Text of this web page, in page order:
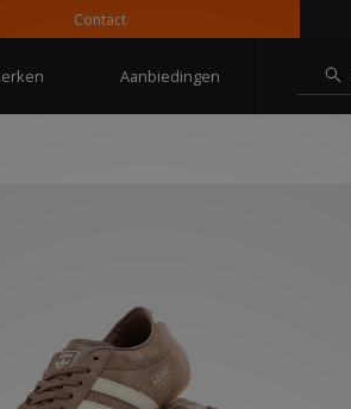
Contact
Aanbiedingen